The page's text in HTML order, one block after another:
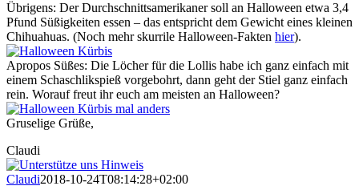
Übrigens: Der Durchschnittsamerikaner soll an Halloween etwa 3,4
Pfund Süßigkeiten essen – das entspricht dem Gewicht eines kleinen
Chihuahuas. (Noch mehr skurrile Halloween-Fakten hier).
Apropos Süßes: Die Löcher für die Lollis habe ich ganz einfach mit
einem Schaschlikspieß vorgebohrt, dann geht der Stiel ganz einfach
rein. Worauf freut ihr euch am meisten an Halloween?
Gruselige Grüße,
Claudi
Claudi2018-10-24T08:14:28+02:00